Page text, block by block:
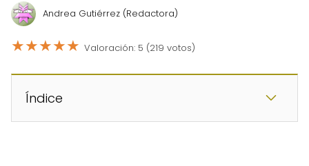
Andrea Gutiérrez (Redactora)
★★★★★ Valoración: 5 (219 votos)
Índice